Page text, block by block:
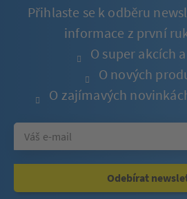
Přihlaste se k odběru
informace z první
O super akcích
O nových
O zajímavých
Odebírat